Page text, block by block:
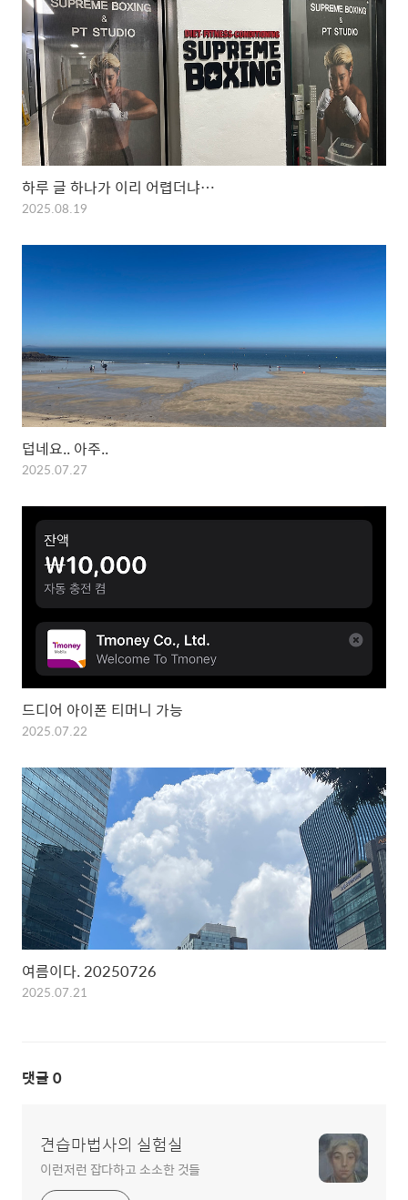
하루 글 하나가 이리 어렵더냐…
2025.08.19
덥네요.. 아주..
2025.07.27
드디어 아이폰 티머니 가능
2025.07.22
여름이다. 20250726
2025.07.21
댓글 0
견습마법사의 실험실
이런저런 잡다하고 소소한 것들